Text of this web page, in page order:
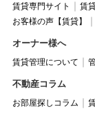
賃貸専門サイト 賃
お客様の声【賃貸】
オーナー様へ
賃貸管理について
不動産コラム
お部屋探しコラム